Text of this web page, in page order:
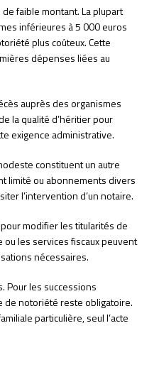
faible montant. La plupart
inférieures à 5 000 euros
plus coûteux. Cette
dépenses liées au
auprès des organismes
la qualité d’héritier pour
exigence administrative.
constituent un autre
limité ou abonnements divers
l’intervention d’un notaire.
pour modifier les titularités de
ou les services fiscaux peuvent
nécessaires.
Pour les successions
de notoriété reste obligatoire.
particulière, seul l’acte